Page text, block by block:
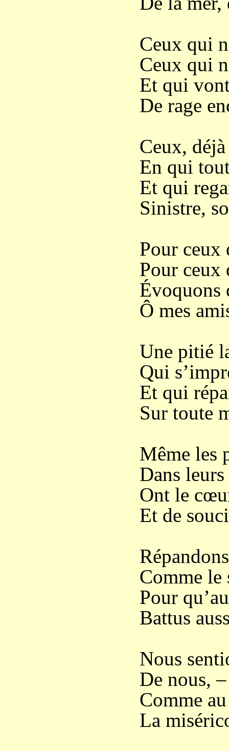
Ceux qui
Ceux qui
Et qui
De rage
Ceux,
En qui
Et qui
Sinistre,
Pour ceux
Pour ceux
Évoquons
Ô mes
Une pitié
Qui
Et qui
Sur toute
Même les
Dans
Ont le
Et de
Comme le
Pour
Battus
Nous
De nous,
Comme
La